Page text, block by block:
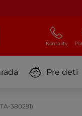
Kontakty
Pre deti
380291)